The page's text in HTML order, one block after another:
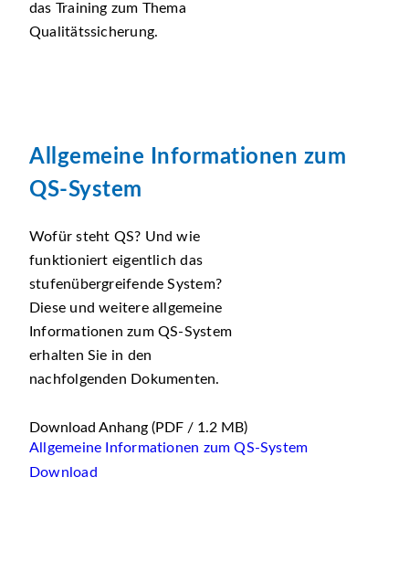
das Training zum Thema
Qualitätssicherung.
Allgemeine Informationen zum
QS-System
Wofür steht QS? Und wie
funktioniert eigentlich das
stufenübergreifende System?
Diese und weitere allgemeine
Informationen zum QS-System
erhalten Sie in den
nachfolgenden Dokumenten.
Download Anhang (PDF / 1.2 MB)
Allgemeine Informationen zum QS-System
Download